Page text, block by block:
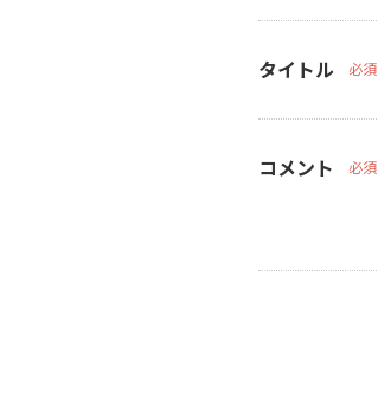
タイトル 必須
コメント 必須